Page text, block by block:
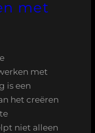
met
met
is een
het creëren
niet alleen